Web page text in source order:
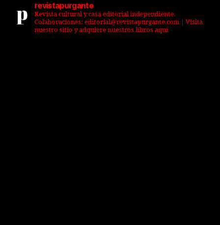
revistapurgante
Revista cultural y casa editorial independiente.
Colaboraciones: editorial@revistapurgante.com | Visita
nuestro sitio y adquiere nuestros libros aquí